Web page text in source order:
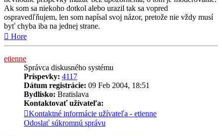
Ak som sa niekoho dotkol alebo urazil tak sa vopred
ospravedľňujem, len som napísal svoj názor, pretože nie vždy musí
byť chyba iba na jednej strane.
Hore
etienne
Správca diskusného systému
Príspevky: 4117
Dátum registrácie: 09 Feb 2004, 18:51
Bydlisko: Bratislava
Kontaktovať užívateľa:
Kontaktné informácie užívateľa - etienne
Odoslať súkromnú správu